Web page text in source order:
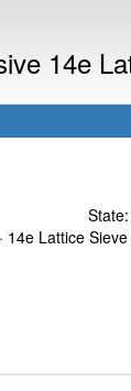
14e
State:
14e Lattice Sieve